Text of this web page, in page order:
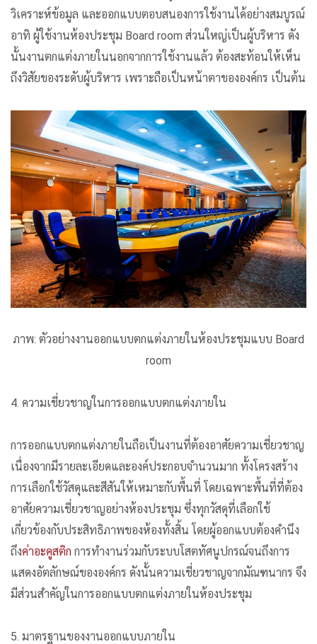
วิเคราะห์ข้อมูล และออกแบบตอบสนองการใช้งานได้อย่างสมบูรณ์
อาทิ ผู้ใช้งานห้องประชุม Board room ส่วนใหญ่เป็นผู้บริหาร ดัง
นั้นงานตกแต่งภายในนอกจากการใช้งานแล้ว ต้องสะท้อนให้เห็น
ถึงวิสัยของระดับผู้บริหาร เพราะถือเป็นหน้าตาขององค์กร เป็นต้น
ภาพ: ตัวอย่างงานออกแบบตกแต่งภายในห้องประชุมแบบ Board
room
4. ความเชี่ยวชาญในการออกแบบตกแต่งภายใน
การออกแบบตกแต่งภายในถือเป็นงานที่ต้องอาศัยความเชี่ยวชาญ
เนื่องจากมีรายละเอียดและองค์ประกอบจำนวนมาก ทั้งโครงสร้าง
การเลือกใช้วัสดุและสีสันให้เหมาะกับพื้นที่ โดยเฉพาะพื้นที่ที่ต้อง
อาศัยความเชี่ยวชาญอย่างห้องประชุม ซึ่งทุกวัสดุที่เลือกใช้
เกี่ยวข้องกับประสิทธิภาพของห้องทั้งสิ้น โดยผู้ออกแบบต้องคำนึง
ถึงค่าอะคูสติก การทำงานร่วมกับระบบโสตทัศนูปกรณ์จนถึงการ
แสดงอัตลักษณ์ขององค์กร ดังนั้นความเชี่ยวชาญจากมัณฑนากร จึง
มีส่วนสำคัญในการออกแบบตกแต่งภายในห้องประชุม
5. มาตรฐานของงานออกแบบภายใน